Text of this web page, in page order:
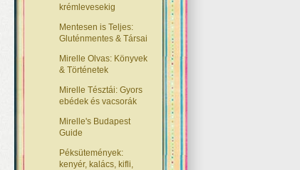
krémlevesekig
Mentesen is Teljes:
Gluténmentes & Társai
Mirelle Olvas: Könyvek
& Történetek
Mirelle Tésztái: Gyors
ebédek és vacsorák
Mirelle's Budapest
Guide
Péksütemények:
kenyér, kalács, kifli,